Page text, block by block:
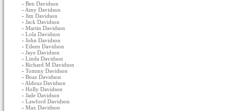
- Ben Davidson
- Amy Davidson
- Jim Davidson
- Jack Davidson
- Martin Davidson
- Lola Davidson
- John Davidson
- Eileen Davidson
- Jaye Davidson
- Linda Davidson
- Richard M Davidson
- Tommy Davidson
- Boaz Davidson
- Aldous Davidson
- Holly Davidson
- Jade Davidson
- Lawford Davidson
- Max Davidson